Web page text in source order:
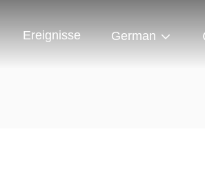
Ereignisse German